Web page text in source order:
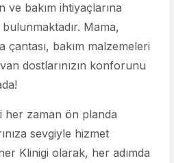
ve bakım ihtiyaçlarına
Mama,
çantası, bakım malzemeleri
dostlarınızın konforunu
her zaman ön planda
sevgiyle hizmet
Klinigi olarak, her adımda